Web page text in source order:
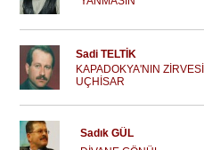
Sadi TELTİK
KAPADOKYA'NIN ZİRVESİ
UÇHİSAR
Sadık GÜL